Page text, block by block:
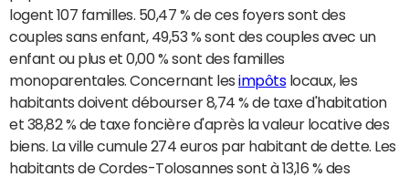
logent 107 familles. 50,47 % de ces foyers sont des
couples sans enfant, 49,53 % sont des couples avec un
enfant ou plus et 0,00 % sont des familles
monoparentales. Concernant lesimpôtslocaux, les
habitants doivent débourser 8,74 % de taxe d'habitation
et 38,82 % de taxe foncière d'après la valeur locative des
biens. La ville cumule 274 euros par habitant de dette. Les
habitants de Cordes-Tolosannes sont à 13,16 % des